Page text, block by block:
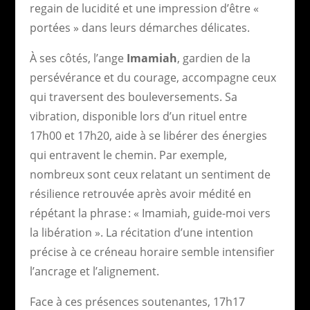
regain de lucidité et une impression d’être «
portées » dans leurs démarches délicates.
À ses côtés, l’ange Imamiah, gardien de la
persévérance et du courage, accompagne ceux
qui traversent des bouleversements. Sa
vibration, disponible lors d’un rituel entre
17h00 et 17h20, aide à se libérer des énergies
qui entravent le chemin. Par exemple,
nombreux sont ceux relatant un sentiment de
résilience retrouvée après avoir médité en
répétant la phrase : « Imamiah, guide-moi vers
la libération ». La récitation d’une intention
précise à ce créneau horaire semble intensifier
l’ancrage et l’alignement.
Face à ces présences soutenantes, 17h17